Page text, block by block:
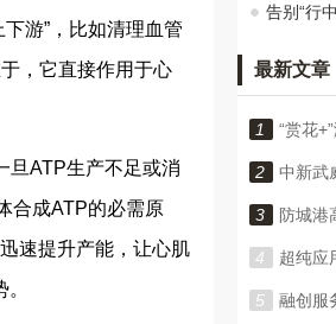
游”，比如清理血管
，它直接作用于心
旦ATP生产不足或消
合成ATP的必需原
速提升产能，让心肌
告别“行
最新文章
1 “赏花
2 中新武
3 防城港
4 超纯应
5 融创服